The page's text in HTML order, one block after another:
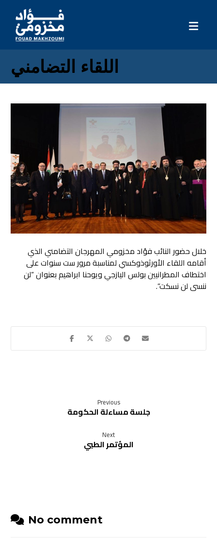
اللقاء التضامني
خلال حضور النائب فؤاد مخزومي المهرجان التضامني الذي
أقامه اللقاء الأورثوذوكسيلمناسبة مرور ست سنوات على
اختطاف المطرانيين بولس اليازجي ويوحنا ابراهيم بعنوان “لن
ننسى لن نسكت”.
Previous
جلسة مساءلة الحكومة
Next
المؤتمر الطبي
No comment